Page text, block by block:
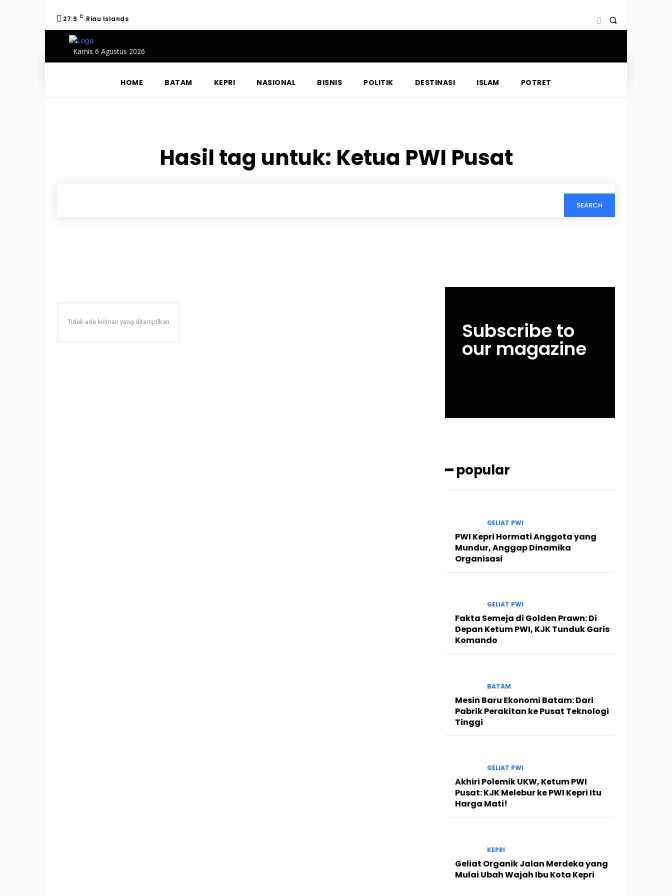
27.9 C Riau Islands
Kamis 6 Agustus 2026
HOME BATAM KEPRI NASIONAL BISNIS POLITIK DESTINASI ISLAM POTRET
Hasil tag untuk: Ketua PWI Pusat
SEARCH
Tidak ada kiriman yang ditampilkan Subscribe to
our magazine
━ popular
GELIAT PWI
PWI Kepri Hormati Anggota yang
Mundur, Anggap Dinamika
Organisasi
GELIAT PWI
Fakta Semeja di Golden Prawn: Di
Depan Ketum PWI, KJK Tunduk Garis
Komando
BATAM
Mesin Baru Ekonomi Batam: Dari
Pabrik Perakitan ke Pusat Teknologi
Tinggi
GELIAT PWI
Akhiri Polemik UKW, Ketum PWI
Pusat: KJK Melebur ke PWI Kepri Itu
Harga Mati!
KEPRI
Geliat Organik Jalan Merdeka yang
Mulai Ubah Wajah Ibu Kota Kepri